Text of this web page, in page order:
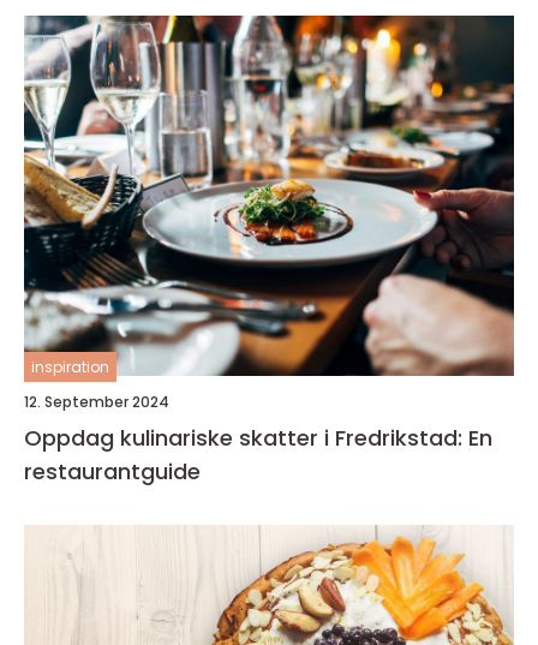
inspiration
12. September 2024
Oppdag kulinariske skatter i Fredrikstad: En
restaurantguide